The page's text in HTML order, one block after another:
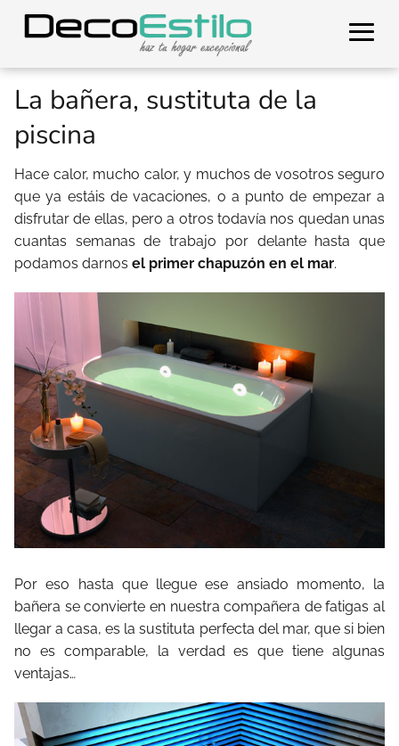
La bañera, sustituta de la
piscina
Hace calor, mucho calor, y muchos de vosotros seguro
que ya estáis de vacaciones, o a punto de empezar a
disfrutar de ellas, pero a otros todavía nos quedan unas
cuantas semanas de trabajo por delante hasta que
podamos darnos el primer chapuzón en el mar.
Por eso hasta que llegue ese ansiado momento, la
bañera se convierte en nuestra compañera de fatigas al
llegar a casa, es la sustituta perfecta del mar, que si bien
no es comparable, la verdad es que tiene algunas
ventajas…